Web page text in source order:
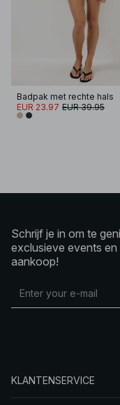
Badpak met rechte hals
EUR 23.97 EUR 39.95
Schrijf je in om te
exclusieve events
aankoop!
KLANTENSERVICE